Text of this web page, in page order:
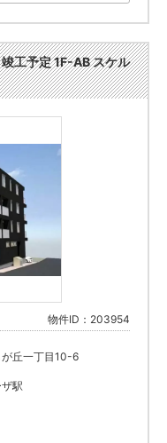
工予定 1F-AB スケル
物件ID：203954
丘一丁目10-6
駅